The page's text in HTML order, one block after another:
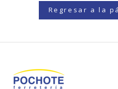
Regresar a la